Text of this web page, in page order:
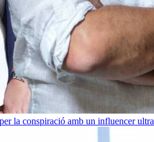
la conspiració amb un influencer ultra